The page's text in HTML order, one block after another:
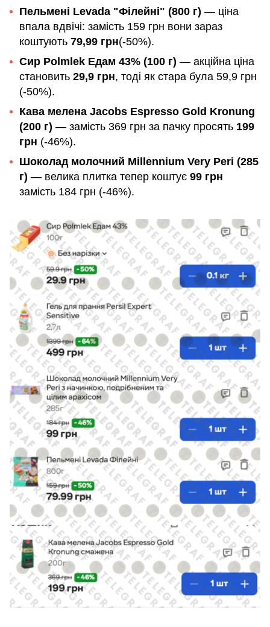
Пельмені Levada "Філейні" (800 г) — ціна
впала вдвічі: замість 159 грн вони зараз
коштують 79,99 грн(-50%).
Сир Polmlek Едам 43% (100 г) — акційна ціна
становить 29,9 грн, тоді як стара була 59,9 грн
(-50%).
Кава мелена Jacobs Espresso Gold Kronung
(200 г) — замість 369 грн за пачку просять 199
грн (-46%).
Шоколад молочний Millennium Very Peri (285
г) — велика плитка тепер коштує 99 грн
замість 184 грн (-46%).